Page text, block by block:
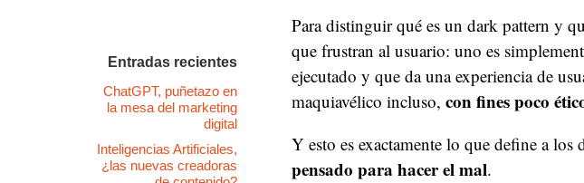
Para distinguir qué es un dark pattern y
que frustran al usuario: uno es
ejecutado y que da una experiencia de
maquiavélico incluso, con fines poco
Y esto es exactamente lo que define a
pensado para hacer el mal.
Entradas recientes
ChatGPT, puñetazo en
la mesa del marketing
digital
Inteligencias Artificiales,
¿las nuevas creadoras